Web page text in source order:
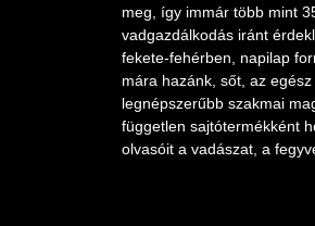
meg, így immár több mint
vadgazdálkodás iránt
fekete-fehérben, napilap
mára hazánk, sőt, az
legnépszerűbb szakmai
független sajtótermékként
olvasóit a vadászat, a